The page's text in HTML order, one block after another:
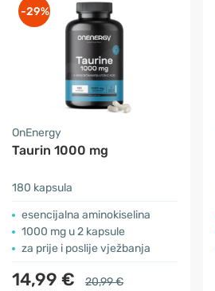
-29%
OnEnergy
Taurin 1000 mg
180 kapsula
esencijalna aminokiselina
1000 mg u 2 kapsule
za prije i poslije vježbanja
14,99 € 20,99 €